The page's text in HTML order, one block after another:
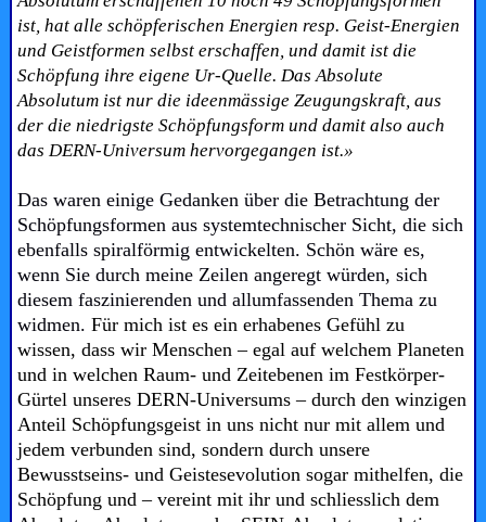
ist, hat alle schöpferischen Energien resp. Geist-Energien
und Geistformen selbst erschaffen, und damit ist die
Schöpfung ihre eigene Ur-Quelle. Das Absolute
Absolutum ist nur die ideenmässige Zeugungskraft, aus
der die niedrigste Schöpfungsform und damit also auch
das DERN-Universum hervorgegangen ist.»
Das waren einige Gedanken über die Betrachtung der
Schöpfungsformen aus systemtechnischer Sicht, die sich
ebenfalls spiralförmig entwickelten. Schön wäre es,
wenn Sie durch meine Zeilen angeregt würden, sich
diesem faszinierenden und allumfassenden Thema zu
widmen.Für mich ist es ein erhabenes Gefühl zu
wissen, dass wir Menschen – egal auf welchem Planeten
und in welchen Raum- und Zeitebenen im Festkörper-
Gürtel unseres DERN-Universums – durch den winzigen
Anteil Schöpfungsgeist in uns nicht nur mit allem und
jedem verbunden sind, sondern durch unsere
Bewusstseins- und Geistesevolution sogar mithelfen, die
Schöpfung und – vereint mit ihr und schliesslich dem